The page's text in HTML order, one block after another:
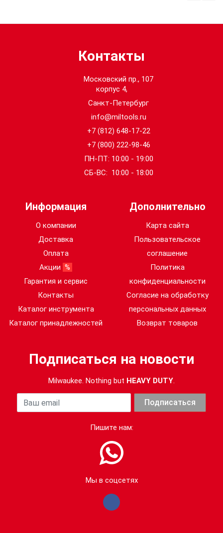
Контакты
Московский пр., 107
корпус 4,
Санкт-Петербург
info@miltools.ru
+7 (812) 648-17-22
+7 (800) 222-98-46
ПН-ПТ: 10:00 - 19:00
СБ-ВС: 10:00 - 18:00
Информация
О компании
Доставка
Оплата
Акции %
Гарантия и сервис
Контакты
Каталог инструмента
Каталог принадлежностей
Дополнительно
Карта сайта
Пользовательское
соглашение
Политика
конфиденциальности
Согласие на обработку
персональных данных
Возврат товаров
Подписаться на новости
Milwaukee. Nothing but HEAVY DUTY.
Ваша почта Подписаться
Пишите нам:
Мы в соцсетях